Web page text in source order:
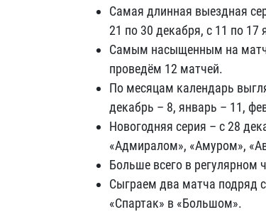
Самая длинная выездная
21 по 30 декабря, с 11 по 17
Самым насыщенным на
проведём 12 матчей.
По месяцам календарь
декабрь – 8, январь – 11,
Новогодняя серия – с 28
«Адмиралом», «Амуром»,
Больше всего в регулярном
Сыграем два матча подряд
«Спартак» в «Большом».